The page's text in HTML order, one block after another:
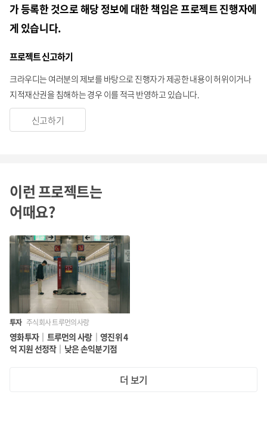
가 등록한 것으로 해당 정보에 대한 책임은 프로젝트 진행자에
게 있습니다.
프로젝트 신고하기
크라우디는 여러분의 제보를 바탕으로 진행자가 제공한 내용이 허위이거나
지적재산권을 침해하는 경우 이를 적극 반영하고 있습니다.
신고하기
이런 프로젝트는
어때요?
투자 주식회사 트루먼의사랑
영화투자｜트루먼의 사랑｜영진위 4
억 지원 선정작｜낮은 손익분기점
더 보기